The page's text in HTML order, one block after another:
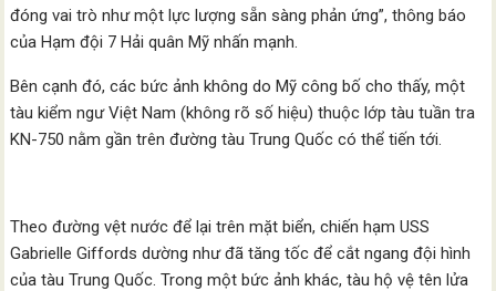
đóng vai trò như một lực lượng sẵn sàng phản ứng”, thông báo
của Hạm đội 7 Hải quân Mỹ nhấn mạnh.
Bên cạnh đó, các bức ảnh không do Mỹ công bố cho thấy, một
tàu kiểm ngư Việt Nam (không rõ số hiệu) thuộc lớp tàu tuần tra
KN-750 nằm gần trên đường tàu Trung Quốc có thể tiến tới.
Theo đường vệt nước để lại trên mặt biển, chiến hạm USS
Gabrielle Giffords dường như đã tăng tốc để cắt ngang đội hình
của tàu Trung Quốc. Trong một bức ảnh khác, tàu hộ vệ tên lửa